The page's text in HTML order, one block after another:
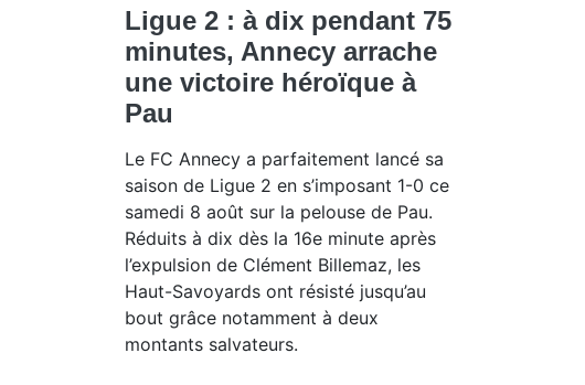
Ligue 2 : à dix pendant 75
minutes, Annecy arrache
une victoire héroïque à
Pau
Le FC Annecy a parfaitement lancé sa
saison de Ligue 2 en s’imposant 1-0 ce
samedi 8 août sur la pelouse de Pau.
Réduits à dix dès la 16e minute après
l’expulsion de Clément Billemaz, les
Haut-Savoyards ont résisté jusqu’au
bout grâce notamment à deux
montants salvateurs.